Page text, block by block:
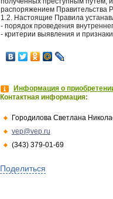
распоряжением Правительства
1.2. Настоящие Правила
- порядок проведения
- критерии выявления и
Информация о
Контактная информация:
Городилова Светлана
vep@vep.ru
(343) 379-01-69
Поделиться